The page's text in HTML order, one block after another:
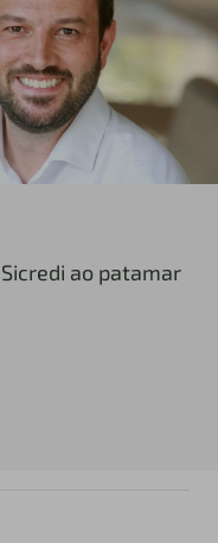
ao patamar